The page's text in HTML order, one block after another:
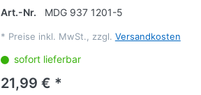
Art.-Nr.
MDG 937 1201-5
* Preise inkl. MwSt., zzgl. Versandkosten
sofort lieferbar
21,99 € *